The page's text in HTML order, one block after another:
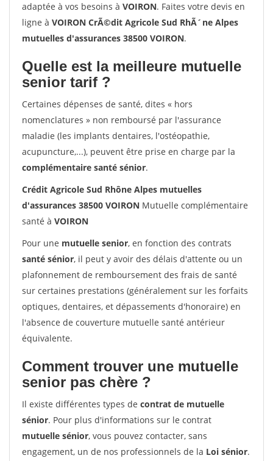
adaptée à vos besoins à VOIRON. Faites votre devis en
ligne à VOIRON CrÃ©dit Agricole Sud RhÃ´ne Alpes
mutuelles d'assurances 38500 VOIRON.
Quelle est la meilleure mutuelle
senior tarif ?
Certaines dépenses de santé, dites « hors
nomenclatures » non remboursé par l'assurance
maladie (les implants dentaires, l'ostéopathie,
acupuncture,...), peuvent être prise en charge par la
complémentaire santé sénior.
Crédit Agricole Sud Rhône Alpes mutuelles
d'assurances 38500 VOIRON Mutuelle complémentaire
santé à VOIRON
Pour une mutuelle senior, en fonction des contrats
santé sénior, il peut y avoir des délais d'attente ou un
plafonnement de remboursement des frais de santé
sur certaines prestations (généralement sur les forfaits
optiques, dentaires, et dépassements d'honoraire) en
l'absence de couverture mutuelle santé antérieur
équivalente.
Comment trouver une mutuelle
senior pas chère ?
Il existe différentes types de contrat de mutuelle
sénior. Pour plus d'informations sur le contrat
mutuelle sénior, vous pouvez contacter, sans
engagement, un de nos professionnels de la Loi sénior.